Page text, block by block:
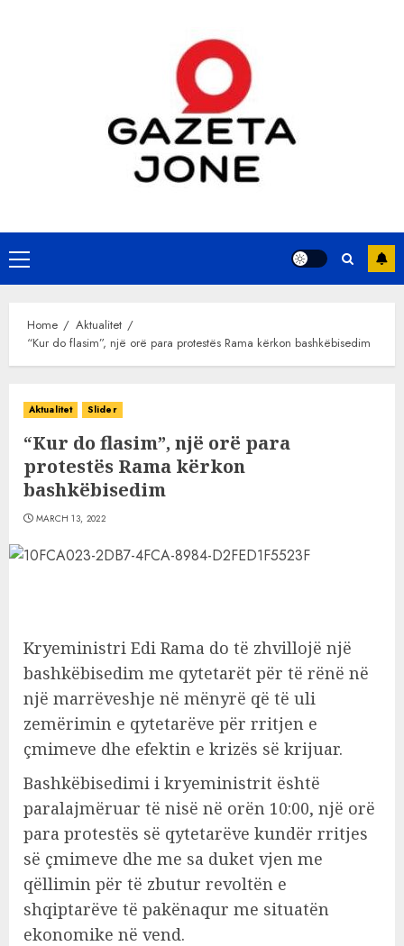
Primary
Menu
Home
Aktualitet
“Kur do flasim”, një orë para protestës Rama kërkon bashkëbisedim
Aktualitet Slider
“Kur do flasim”, një orë para
protestës Rama kërkon
bashkëbisedim
MARCH 13, 2022
Kryeministri Edi Rama do të zhvillojë një
bashkëbisedim me qytetarët për të rënë në
një marrëveshje në mënyrë që të uli
zemërimin e qytetarëve për rritjen e
çmimeve dhe efektin e krizës së krijuar.
Bashkëbisedimi i kryeministrit është
paralajmëruar të nisë në orën 10:00, një orë
para protestës së qytetarëve kundër rritjes
së çmimeve dhe me sa duket vjen me
qëllimin për të zbutur revoltën e
shqiptarëve të pakënaqur me situatën
ekonomike në vend.